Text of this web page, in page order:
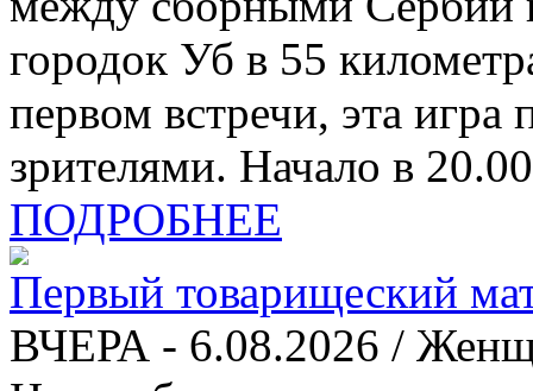
городок Уб в 55
первом встречи, эта
зрителями. Начало в
ПОДРОБНЕЕ
Первый товарищеский
ВЧЕРА - 6.08.2026 /